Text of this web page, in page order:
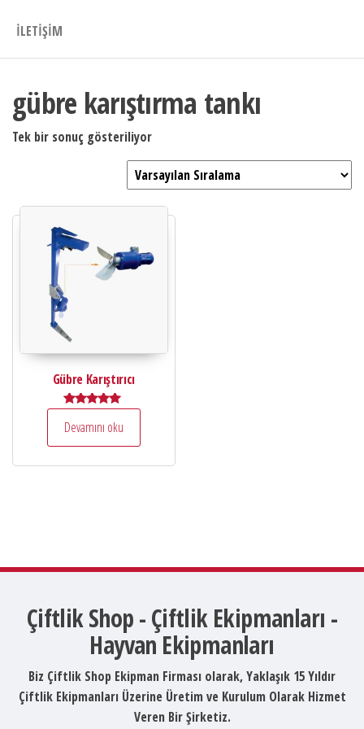
İLETIŞIM
gübre karıştırma tankı
Tek bir sonuç gösteriliyor
Gübre Karıştırıcı
5.00
oy aldı
Devamını oku
Çiftlik Shop - Çiftlik Ekipmanları -
Hayvan Ekipmanları
Biz Çiftlik Shop Ekipman Firması olarak, Yaklaşık 15 Yıldır
Çiftlik Ekipmanları Üzerine Üretim ve Kurulum Olarak Hizmet
Veren Bir Şirketiz.